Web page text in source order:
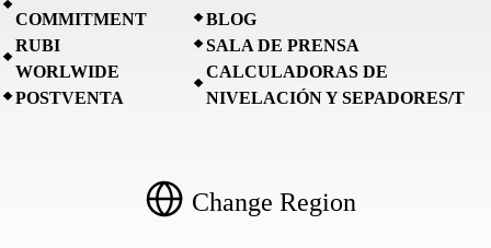
COMMITMENT
RUBI
WORLWIDE
POSTVENTA
BLOG
SALA DE PRENSA
CALCULADORAS DE
NIVELACIÓN Y SEPADORES/T
Change Region